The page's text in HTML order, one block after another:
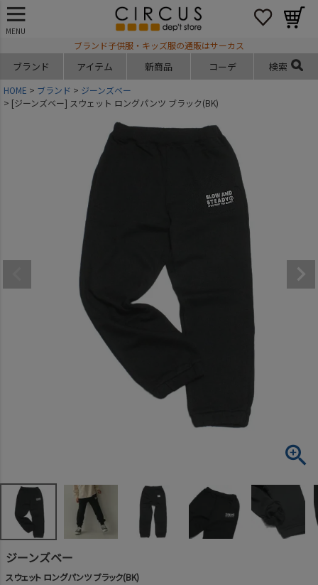
MENU
ブランド子供服・キッズ服の通販はサーカス
ブランド アイテム 新商品 コーデ 検索
HOME ブランド
ジーンズベー
[ジーンズベー] スウェット ロングパンツ ブラック(BK)
ジーンズベー
スウェット ロングパンツ ブラック(BK)